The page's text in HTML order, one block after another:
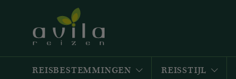
REISBESTEMMINGEN REISSTIJL